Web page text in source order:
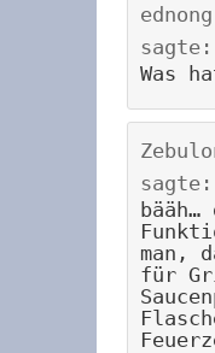
ednong
sagte:
Was
sagte:
man,
für